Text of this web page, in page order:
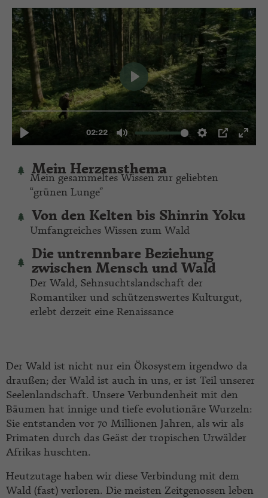
Mein Herzensthema
Mein gesammeltes Wissen zur geliebten
“grünen Lunge”
Von den Kelten bis Shinrin Yoku
Umfangreiches Wissen zum Wald
Die untrennbare Beziehung
zwischen Mensch und Wald
Der Wald, Sehnsuchtslandschaft der
Romantiker und schützenswertes Kulturgut,
erlebt derzeit eine Renaissance
Der Wald ist nicht nur ein Ökosystem irgendwo da
draußen; der Wald ist auch in uns, er ist Teil unserer
Seelenlandschaft. Unsere Verbundenheit mit den
Bäumen hat innige und tiefe evolutionäre Wurzeln:
Sie entstanden vor 70 Millionen Jahren, als wir als
Primaten durch das Geäst der tropischen Urwälder
Afrikas huschten.
Heutzutage haben wir diese Verbindung mit dem
Wald (fast) verloren. Die meisten Zeitgenossen leben